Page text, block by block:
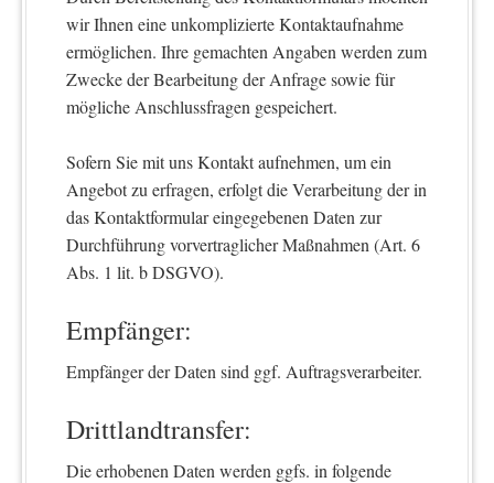
wir Ihnen eine unkomplizierte Kontaktaufnahme
ermöglichen. Ihre gemachten Angaben werden zum
Zwecke der Bearbeitung der Anfrage sowie für
mögliche Anschlussfragen gespeichert.
Sofern Sie mit uns Kontakt aufnehmen, um ein
Angebot zu erfragen, erfolgt die Verarbeitung der in
das Kontaktformular eingegebenen Daten zur
Durchführung vorvertraglicher Maßnahmen (Art. 6
Abs. 1 lit. b DSGVO).
Empfänger:
Empfänger der Daten sind ggf. Auftragsverarbeiter.
Drittlandtransfer:
Die erhobenen Daten werden ggfs. in folgende